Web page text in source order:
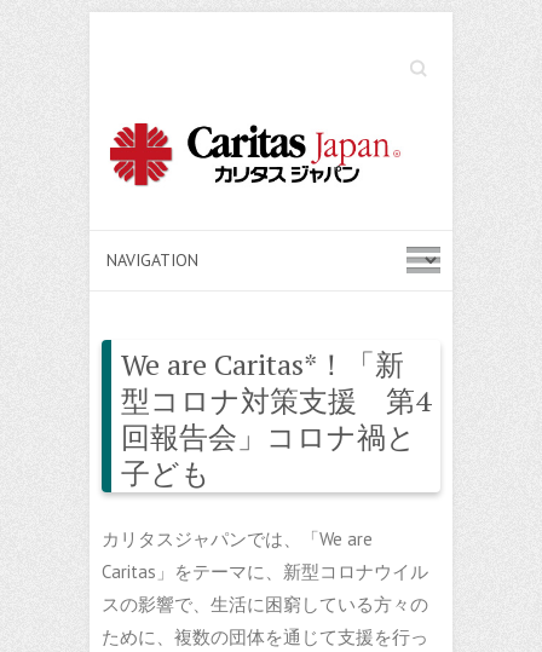
Search
We are Caritas*！「新
型コロナ対策支援 第4
回報告会」コロナ禍と
子ども
カリタスジャパンでは、「We are
Caritas」をテーマに、新型コロナウイル
スの影響で、生活に困窮している方々の
ために、複数の団体を通じて支援を行っ